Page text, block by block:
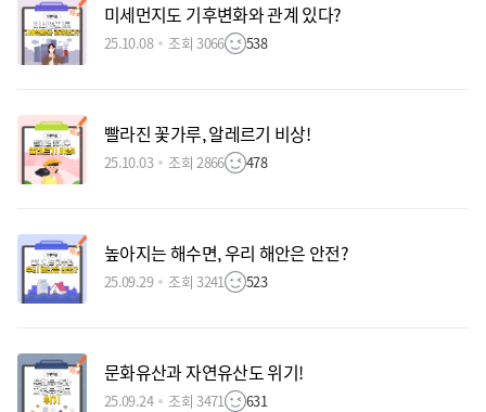
미세먼지도 기후변화와 관계 있다?
25.10.08 조회 3066 538
빨라진 꽃가루, 알레르기 비상!
25.10.03 조회 2866 478
높아지는 해수면, 우리 해안은 안전?
25.09.29 조회 3241 523
문화유산과 자연유산도 위기!
25.09.24 조회 3471 631